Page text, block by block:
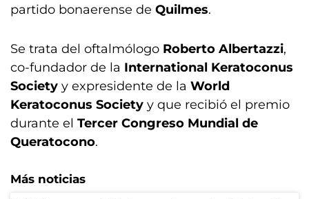
partido bonaerense de Quilmes.
Se trata del oftalmólogo Roberto Albertazzi,
co-fundador de la International Keratoconus
Society y expresidente de la World
Keratoconus Society y que recibió el premio
durante el Tercer Congreso Mundial de
Queratocono.
Más noticias